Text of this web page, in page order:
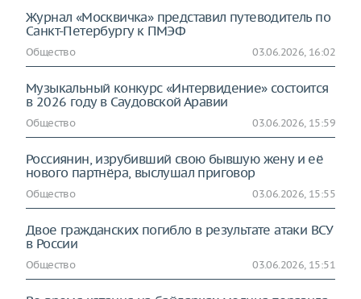
Журнал «Москвичка» представил путеводитель по
Санкт-Петербургу к ПМЭФ
Общество 03.06.2026, 16:02
Музыкальный конкурс «Интервидение» состоится
в 2026 году в Саудовской Аравии
Общество 03.06.2026, 15:59
Россиянин, изрубивший свою бывшую жену и её
нового партнёра, выслушал приговор
Общество 03.06.2026, 15:55
Двое гражданских погибло в результате атаки ВСУ
в России
Общество 03.06.2026, 15:51